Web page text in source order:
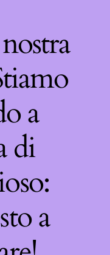
a
di
a